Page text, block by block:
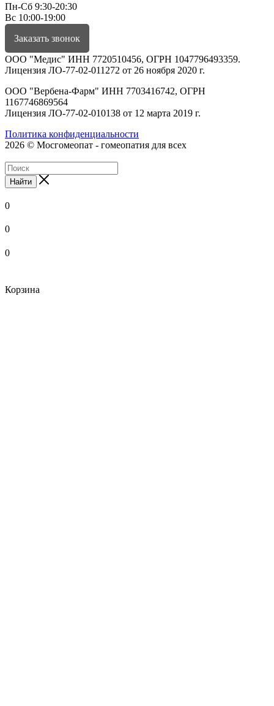
Пн-Сб 9:30-20:30
Вс 10:00-19:00
Заказать звонок
ООО "Медис" ИНН 7720510456, ОГРН 1047796493359.
Лицензия ЛО-77-02-011272 от 26 ноября 2020 г.
ООО "Вербена-Фарм" ИНН 7703416742, ОГРН
1167746869564
Лицензия ЛО-77-02-010138 от 12 марта 2019 г.
Политика конфиденциальности
2026 © Мосгомеопат - гомеопатия для всех
Найти
0
0
0
Корзина